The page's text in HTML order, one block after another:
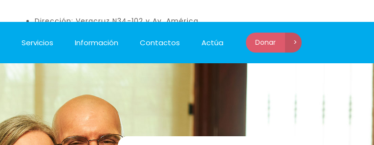
Dirección: Veracruz N34-102 y Av. América.
Servicios Información Contactos Actúa Donar >